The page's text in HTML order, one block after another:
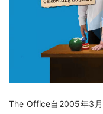
The Office自2005年3